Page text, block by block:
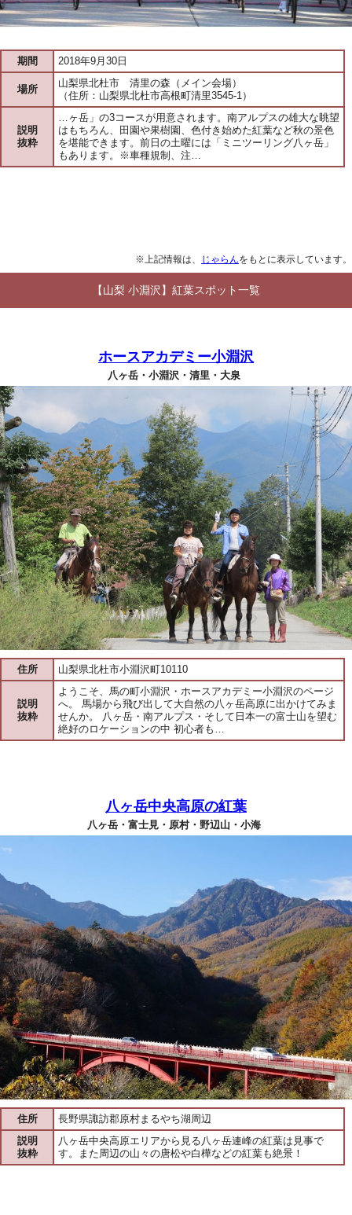
期間 2018年9月30日
場所
山梨県北杜市 清里の森（メイン会場）
（住所：山梨県北杜市高根町清里3545-1）
説明
抜粋
…ヶ岳」の3コースが用意されます。南アルプスの雄大な眺望
はもちろん、田園や果樹園、色付き始めた紅葉など秋の景色
を堪能できます。前日の土曜には「ミニツーリング八ヶ岳」
もあります。※車種規制、注…
※上記情報は、 じゃらんをもとに表示しています。
【山梨 小淵沢】紅葉スポット一覧
ホースアカデミー小淵沢
八ヶ岳・小淵沢・清里・大泉
住所 山梨県北杜市小淵沢町10110
説明
抜粋
ようこそ、馬の町小淵沢・ホースアカデミー小淵沢のページ
へ。 馬場から飛び出して大自然の八ヶ岳高原に出かけてみま
せんか。 八ヶ岳・南アルプス・そして日本一の富士山を望む
絶好のロケーションの中 初心者も…
八ヶ岳中央高原の紅葉
八ヶ岳・富士見・原村・野辺山・小海
住所
長野県諏訪郡原村まるやち湖周辺
説明
抜粋
八ヶ岳中央高原エリアから見る八ヶ岳連峰の紅葉は見事で
す。また周辺の山々の唐松や白樺などの紅葉も絶景！